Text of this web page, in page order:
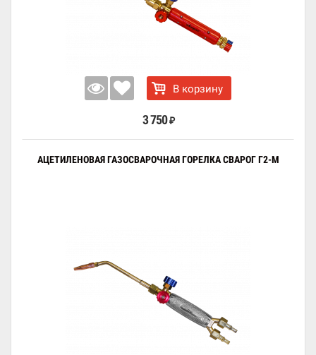
В корзину
3 750 ₽
АЦЕТИЛЕНОВАЯ ГАЗОСВАРОЧНАЯ ГОРЕЛКА СВАРОГ Г2-М